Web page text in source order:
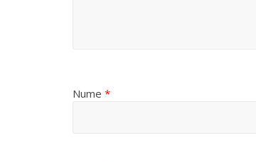
Nume *